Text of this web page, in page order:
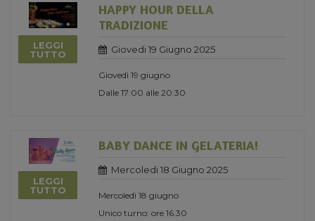
LEGGI
TUTTO
HAPPY HOUR DELLA
TRADIZIONE
Giovedi 19 Giugno 2025
Giovedì 19 giugno
Dalle 17:00 alle 20:30
LEGGI
TUTTO
BABY DANCE IN GELATERIA!
Mercoledi 18 Giugno 2025
Mercoledì 18 giugno
Unico turno: ore 16.30